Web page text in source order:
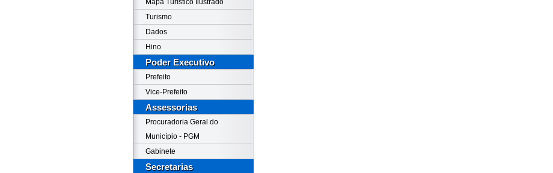
Mapa Turístico Ilustrado
Turismo
Dados
Hino
Poder Executivo
Prefeito
Vice-Prefeito
Assessorias
Procuradoria Geral do
Município - PGM
Gabinete
Secretarias